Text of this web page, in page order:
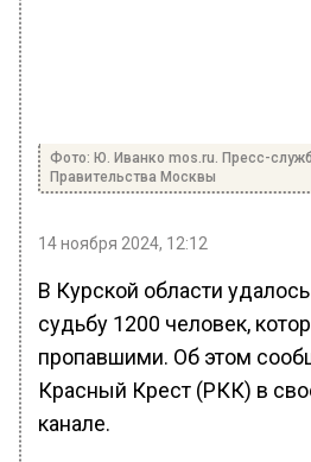
Фото: Ю. Иванко mos.ru. Пресс-
Правительства Москвы
14 ноября 2024, 12:12
В Курской области
судьбу 1200 человек,
пропавшими. Об этом
Красный Крест (РКК) в
канале.